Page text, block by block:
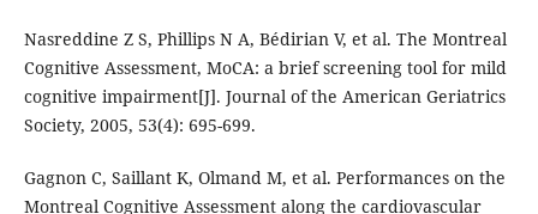
Nasreddine Z S, Phillips N A, Bédirian V, et al. The Montreal
Cognitive Assessment, MoCA: a brief screening tool for mild
cognitive impairment[J]. Journal of the American Geriatrics
Society, 2005, 53(4): 695-699.
Gagnon C, Saillant K, Olmand M, et al. Performances on the
Montreal Cognitive Assessment along the cardiovascular